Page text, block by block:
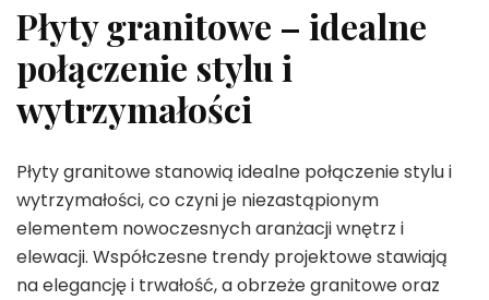
Płyty granitowe – idealne
połączenie stylu i
wytrzymałości
Płyty granitowe stanowią idealne połączenie stylu i
wytrzymałości, co czyni je niezastąpionym
elementem nowoczesnych aranżacji wnętrz i
elewacji. Współczesne trendy projektowe stawiają
na elegancję i trwałość, a obrzeże granitowe oraz